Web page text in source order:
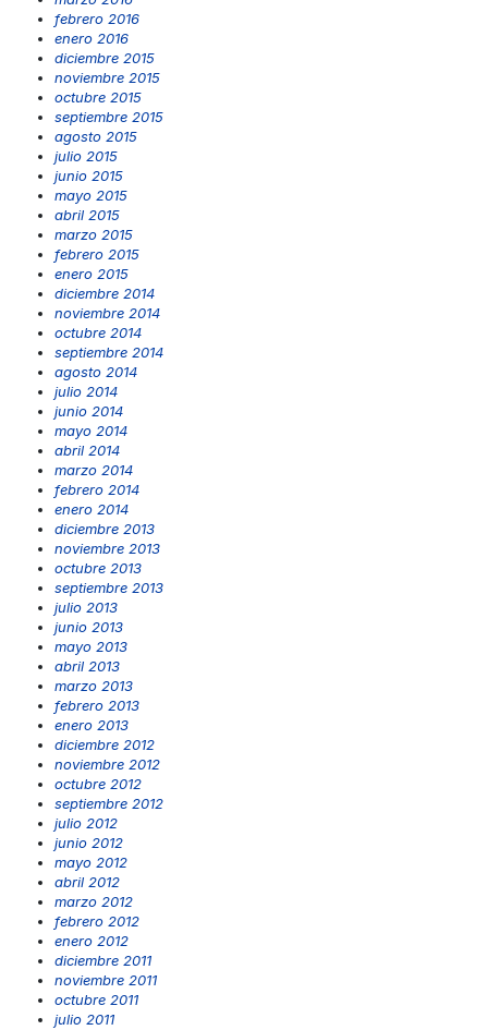
febrero 2016
enero 2016
diciembre 2015
noviembre 2015
octubre 2015
septiembre 2015
agosto 2015
julio 2015
junio 2015
mayo 2015
abril 2015
marzo 2015
febrero 2015
enero 2015
diciembre 2014
noviembre 2014
octubre 2014
septiembre 2014
agosto 2014
julio 2014
junio 2014
mayo 2014
abril 2014
marzo 2014
febrero 2014
enero 2014
diciembre 2013
noviembre 2013
octubre 2013
septiembre 2013
julio 2013
junio 2013
mayo 2013
abril 2013
marzo 2013
febrero 2013
enero 2013
diciembre 2012
noviembre 2012
octubre 2012
septiembre 2012
julio 2012
junio 2012
mayo 2012
abril 2012
marzo 2012
febrero 2012
enero 2012
diciembre 2011
noviembre 2011
octubre 2011
julio 2011